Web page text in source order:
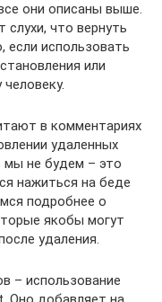
они описаны выше.
слухи, что вернуть
если использовать
или
в комментариях
удаленных
мы не будем – это
нажиться на беде
подробнее о
якобы могут
удаления.
– использование